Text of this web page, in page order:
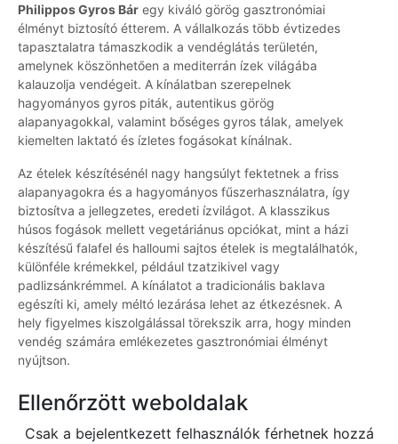
Philippos Gyros Bár egy kiváló görög gasztronómiai
élményt biztosító étterem. A vállalkozás több évtizedes
tapasztalatra támaszkodik a vendéglátás területén,
amelynek köszönhetően a mediterrán ízek világába
kalauzolja vendégeit. A kínálatban szerepelnek
hagyományos gyros piták, autentikus görög
alapanyagokkal, valamint bőséges gyros tálak, amelyek
kiemelten laktató és ízletes fogásokat kínálnak.
Az ételek készítésénél nagy hangsúlyt fektetnek a friss
alapanyagokra és a hagyományos fűszerhasználatra, így
biztosítva a jellegzetes, eredeti ízvilágot. A klasszikus
húsos fogások mellett vegetáriánus opciókat, mint a házi
készítésű falafel és halloumi sajtos ételek is megtalálhatók,
különféle krémekkel, például tzatzikivel vagy
padlizsánkrémmel. A kínálatot a tradicionális baklava
egészíti ki, amely méltó lezárása lehet az étkezésnek. A
hely figyelmes kiszolgálással törekszik arra, hogy minden
vendég számára emlékezetes gasztronómiai élményt
nyújtson.
Ellenőrzött weboldalak
Csak a bejelentkezett felhasználók férhetnek hozzá